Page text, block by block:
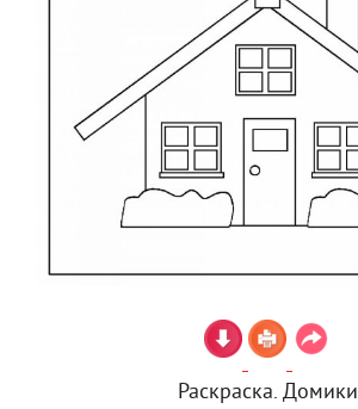
Раскраска. Домики